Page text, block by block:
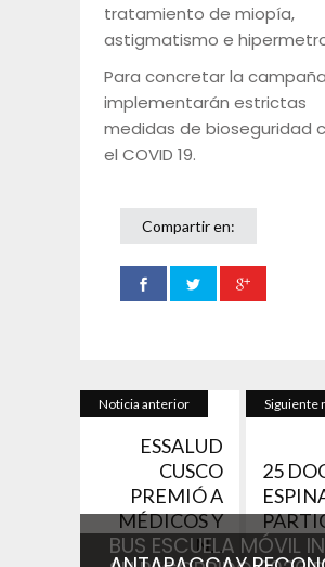
tratamiento de miopía,
astigmatismo e
Para concretar la
implementarán estrictas
medidas de bioseguridad
el COVID 19.
Compartir en:
Noticia anterior
ESSALUD
CUSCO
PREMIÓ A
MÉDICOS Y
N...
Siguiente
25
BUS ESCUELA MÓVIL